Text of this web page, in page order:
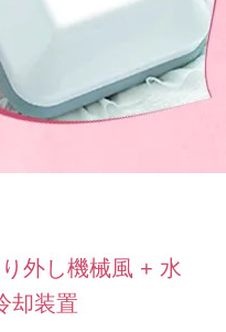
外し機械風 + 水
却装置